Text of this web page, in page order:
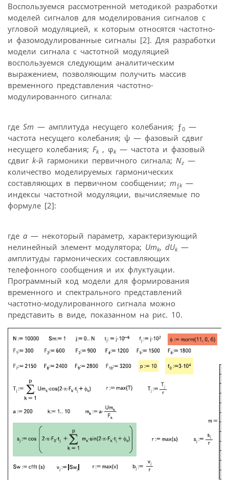
Воспользуемся рассмотренной методикой разработки
моделей сигналов для моделирования сигналов с
угловой модуляцией, к которым относятся частотно-
и фазомодулированные сигналы [2]. Для разработки
модели сигнала с частотной модуляцией
воспользуемся следующим аналитическим
выражением, позволяющим получить массив
временного представления частотно-
модулированного сигнала:
где Sm — амплитуда несущего колебания; ƒ0 —
частота несущего колебания; ψ — фазовый сдвиг
несущего колебания; Fk, φk— частота и фазовый
сдвиг k-й гармоники первичного сигнала; Nг —
количество моделируемых гармонических
составляющих в первичном сообщении; mƒk—
индексы частотной модуляции, вычисляемые по
формуле [2]:
где а — некоторый параметр, характеризующий
нелинейный элемент модулятора; Umk, dUk—
амплитуды гармонических составляющих
телефонного сообщения и их флуктуации.
Программный код модели для формирования
временного и спектрального представлений
частотно-модулированного сигнала можно
представить в виде, показанном на рис. 10.